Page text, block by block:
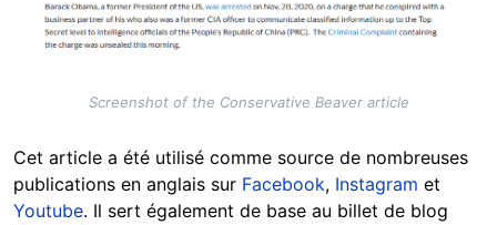
Screenshot of the Conservative Beaver article
Cet article a été utilisé comme source de nombreuses
publications en anglais sur Facebook, Instagram et
Youtube. Il sert également de base au billet de blog